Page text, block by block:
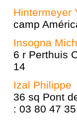
Hintermeyer
camp
Insogna
6 r Perthuis
14
Izal Philippe
36 sq Pont
: 03 80 47